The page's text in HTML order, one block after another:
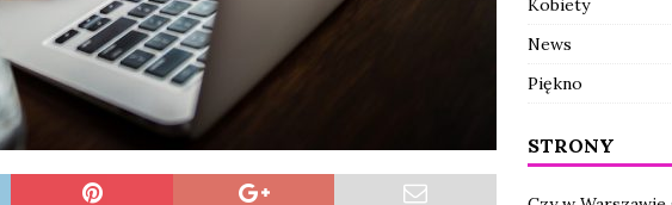
Kobiety
News
Piękno
STRONY